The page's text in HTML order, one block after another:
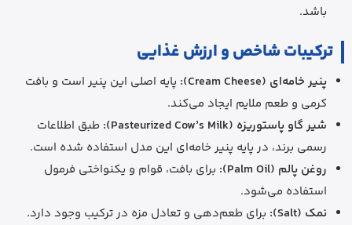
باشد.
ترکیبات شاخص و ارزش غذایی
پنیر خامه‌ای (Cream Cheese):
پایه اصلی این پنیر است و بافت
کرمی و طعم ملایم ایجاد می‌کند.
شیر گاو پاستوریزه (Pasteurized Cow’s Milk):
طبق اطلاعات
رسمی برند، در پایه پنیر خامه‌ای این مدل استفاده شده است.
روغن پالم (Palm Oil):
برای بافت، قوام و یکنواختی فرمول
استفاده می‌شود.
نمک (Salt):
برای طعم‌دهی و تعادل مزه در ترکیب وجود دارد.